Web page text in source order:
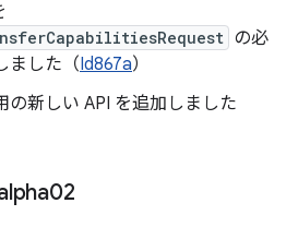
の必
ました（Id867a）
の新しい API を追加しました